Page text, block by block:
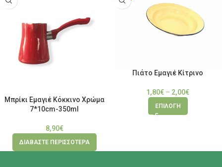
Μπρίκι Εμαγιέ Κόκκινο Χρώμα
7*10cm-350ml
8,90€
ΔΙΑΒΆΣΤΕ ΠΕΡΙΣΣΌΤΕΡΑ
Πιάτο Εμαγιέ Κίτρινο
1,80€ – 2,00€
ΕΠΙΛΟΓΉ